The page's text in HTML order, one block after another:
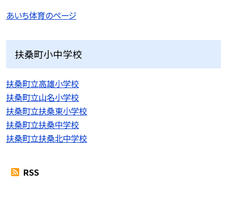
あいち体育のページ
扶桑町小中学校
扶桑町立高雄小学校
扶桑町立山名小学校
扶桑町立扶桑東小学校
扶桑町立扶桑中学校
扶桑町立扶桑北中学校
RSS